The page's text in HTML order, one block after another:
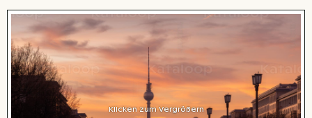
Klicken zum Vergrößern